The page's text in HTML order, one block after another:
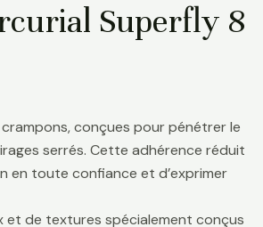
Superfly 8
conçues pour pénétrer le
serrés. Cette adhérence réduit
en toute confiance et d’exprimer
et de textures spécialement conçus